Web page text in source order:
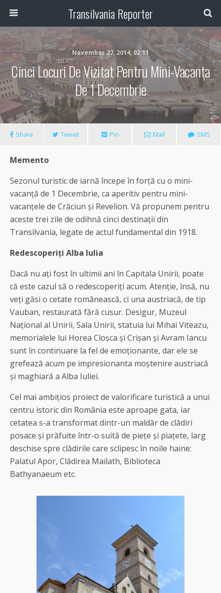
Transilvania Reporter
November 27, 2014, 02:11
Cinci Locuri De Vizitat Pentru Mini-Vacanța
De 1 Decembrie
Share Tweet Pin Mail SMS
Memento
Sezonul turistic de iarnă începe în forță cu o mini-
vacanță de 1 Decembrie, ca aperitiv pentru mini-
vacanțele de Crăciun și Revelion. Vă propunem pentru
aceste trei zile de odihnă cinci destinații din
Transilvania, legate de actul fundamental din 1918.
Redescoperiți Alba Iulia
Dacă nu ați fost în ultimii ani în Capitala Unirii, poate
că este cazul să o redescoperiți acum. Atenție, însă, nu
veți găsi o cetate românească, ci una austriacă, de tip
Vauban, restaurată fără cusur. Desigur, Muzeul
Național al Unirii, Sala Unirii, statuia lui Mihai Viteazu,
memorialele lui Horea Cloșca și Crișan și Avram Iancu
sunt în continuare la fel de emoționante, dar ele se
grefează acum pe impresionanta moștenire austriacă
și maghiară a Alba Iuliei.
Cel mai ambițios proiect de valorificare turistică a unui
centru istoric din România este aproape gata, iar
cetatea s-a transformat dintr-un maldăr de clădiri
posace și prăfuite într-o suită de piețe și piațete, larg
deschise spre clădirile care sclipesc în noile haine:
Palatul Apor, Clădirea Mailath, Biblioteca
Bathyanaeum etc.